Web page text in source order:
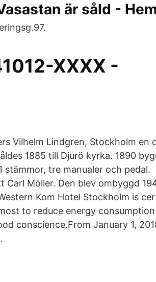
är såld -
XXXX -
Vilhelm Lindgren, Stockholm en
1885 till Djurö kyrka. 1890
stämmor, tre manualer och pedal.
Möller. Den blev ombyggd
Kom Hotel Stockholm is
to reduce energy
conscience.From January 1,